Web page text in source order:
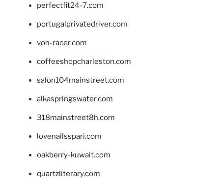
perfectfit24-7.com
portugalprivatedriver.com
von-racer.com
coffeeshopcharleston.com
salon104mainstreet.com
alkaspringswater.com
318mainstreet8h.com
lovenailsspari.com
oakberry-kuwait.com
quartzliterary.com